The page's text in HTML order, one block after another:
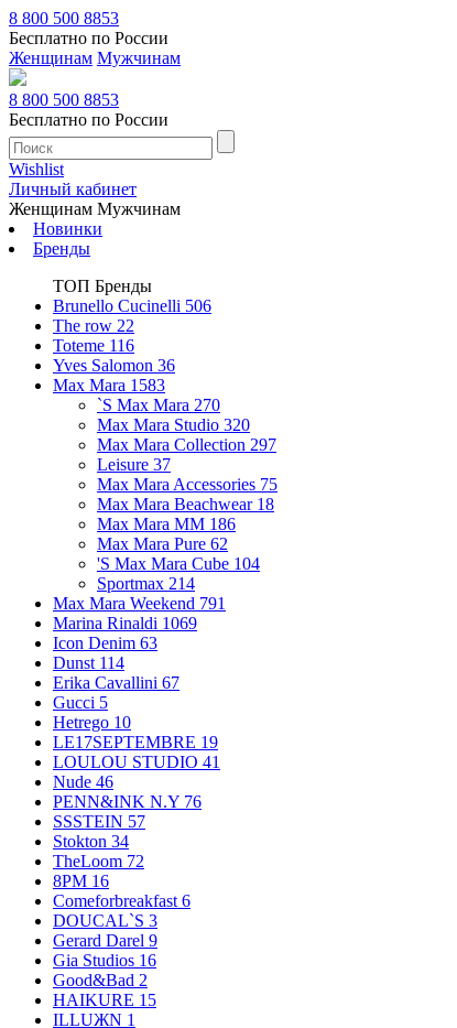
8 800 500 8853
Бесплатно по России
Женщинам Мужчинам
8 800 500 8853
Бесплатно по России
Wishlist
Личный кабинет
Женщинам Мужчинам
Новинки
Бренды
ТОП Бренды
Brunello Cucinelli 506
The row 22
Toteme 116
Yves Salomon 36
Max Mara 1583
`S Max Mara 270
Max Mara Studio 320
Max Mara Collection 297
Leisure 37
Max Mara Accessories 75
Max Mara Beachwear 18
Max Mara MM 186
Max Mara Pure 62
'S Max Mara Cube 104
Sportmax 214
Max Mara Weekend 791
Marina Rinaldi 1069
Icon Denim 63
Dunst 114
Erika Cavallini 67
Gucci 5
Hetrego 10
LE17SEPTEMBRE 19
LOULOU STUDIO 41
Nude 46
PENN&INK N.Y 76
SSSTEIN 57
Stokton 34
TheLoom 72
8PM 16
Comeforbreakfast 6
DOUCAL`S 3
Gerard Darel 9
Gia Studios 16
Good&Bad 2
HAIKURE 15
ILLUЖN 1